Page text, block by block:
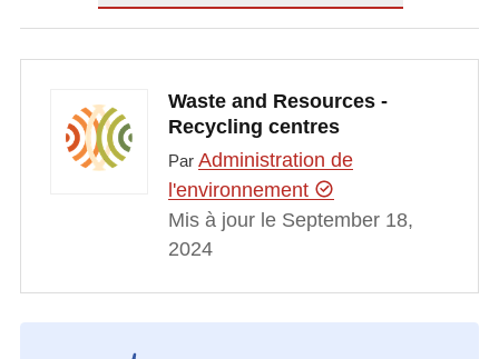
Waste and Resources -
Recycling centres
Par Administration de
l'environnement
Mis à jour le September 18,
2024